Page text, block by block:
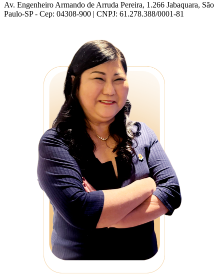
Av. Engenheiro Armando de Arruda Pereira, 1.266 Jabaquara, São
Paulo-SP - Cep: 04308-900 | CNPJ: 61.278.388/0001-81